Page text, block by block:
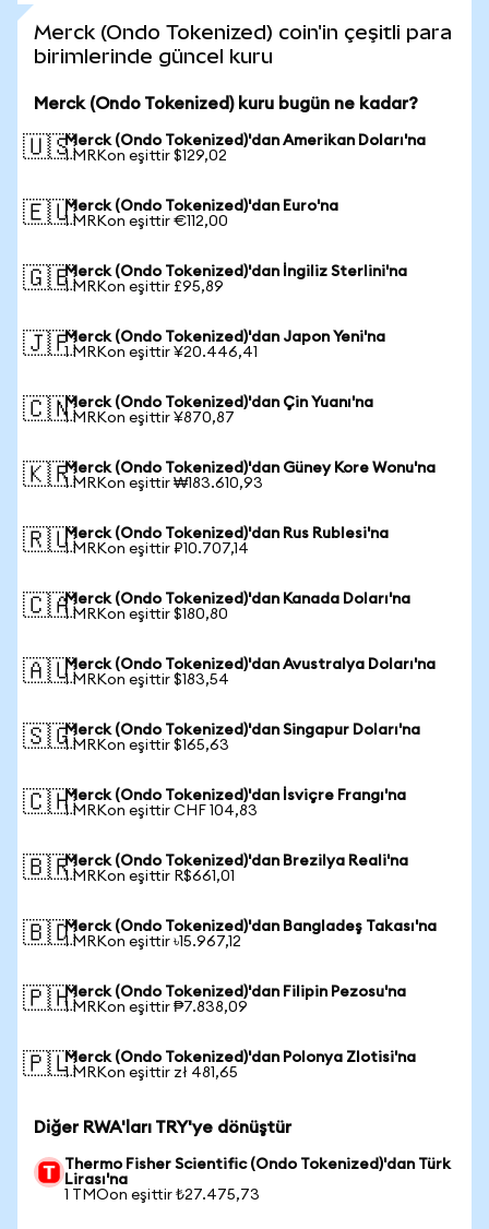
Merck (Ondo Tokenized) coin'in çeşitli para
birimlerinde güncel kuru
Merck (Ondo Tokenized) kuru bugün ne kadar?
🇺🇸Merck (Ondo Tokenized)'dan Amerikan Doları'na
1 MRKon eşittir $129,02
🇪🇺Merck (Ondo Tokenized)'dan Euro'na
1 MRKon eşittir €112,00
🇬🇧Merck (Ondo Tokenized)'dan İngiliz Sterlini'na
1 MRKon eşittir £95,89
🇯🇵Merck (Ondo Tokenized)'dan Japon Yeni'na
1 MRKon eşittir ¥20.446,41
🇨🇳Merck (Ondo Tokenized)'dan Çin Yuanı'na
1 MRKon eşittir ¥870,87
🇰🇷Merck (Ondo Tokenized)'dan Güney Kore Wonu'na
1 MRKon eşittir ₩183.610,93
🇷🇺Merck (Ondo Tokenized)'dan Rus Rublesi'na
1 MRKon eşittir ₽10.707,14
🇨🇦Merck (Ondo Tokenized)'dan Kanada Doları'na
1 MRKon eşittir $180,80
🇦🇺Merck (Ondo Tokenized)'dan Avustralya Doları'na
1 MRKon eşittir $183,54
🇸🇬Merck (Ondo Tokenized)'dan Singapur Doları'na
1 MRKon eşittir $165,63
🇨🇭Merck (Ondo Tokenized)'dan İsviçre Frangı'na
1 MRKon eşittir CHF 104,83
🇧🇷Merck (Ondo Tokenized)'dan Brezilya Reali'na
1 MRKon eşittir R$661,01
🇧🇩Merck (Ondo Tokenized)'dan Bangladeş Takası'na
1 MRKon eşittir ৳15.967,12
🇵🇭Merck (Ondo Tokenized)'dan Filipin Pezosu'na
1 MRKon eşittir ₱7.838,09
🇵🇱Merck (Ondo Tokenized)'dan Polonya Zlotisi'na
1 MRKon eşittir zł 481,65
Diğer RWA'ları TRY'ye dönüştür
Thermo Fisher Scientific (Ondo Tokenized)'dan Türk
Lirası'na
1 TMOon eşittir ₺27.475,73